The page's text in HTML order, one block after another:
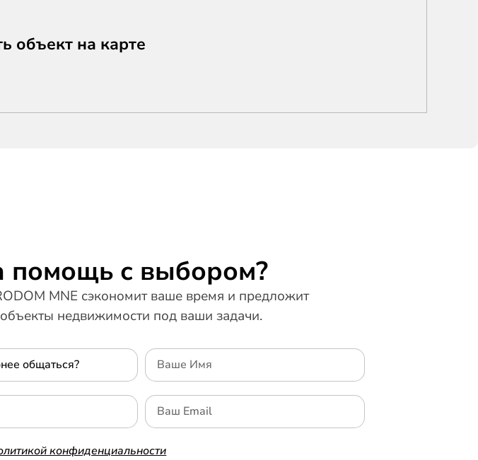
объект на карте
с выбором?
MNE сэкономит ваше время и предложит
недвижимости под ваши задачи.
конфиденциальности